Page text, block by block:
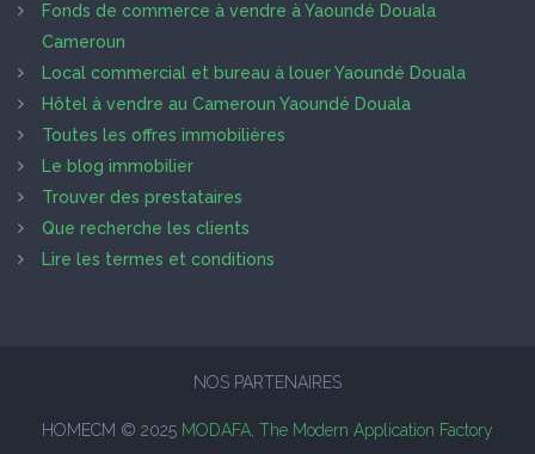
Fonds de commerce à vendre à Yaoundé Douala
Cameroun
Local commercial et bureau à louer Yaoundé Douala
Hôtel à vendre au Cameroun Yaoundé Douala
Toutes les offres immobilières
Le blog immobilier
Trouver des prestataires
Que recherche les clients
Lire les termes et conditions
NOS PARTENAIRES
HOMECM © 2025 MODAFA, The Modern Application Factory